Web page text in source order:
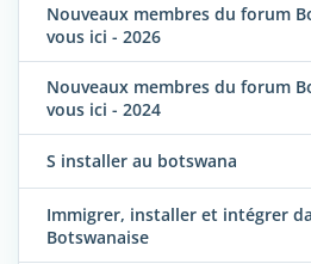
Nouveaux membres du forum
vous ici - 2026
Nouveaux membres du forum
vous ici - 2024
S installer au botswana
Immigrer, installer et intégrer
Botswanaise